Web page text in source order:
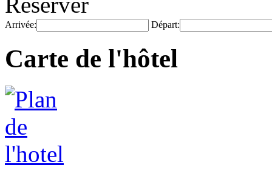
Arrivée: Départ:
Carte de l'hôtel